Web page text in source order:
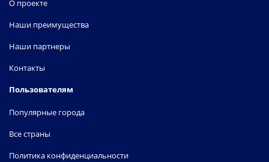
О проекте
Наши преимущества
Наши партнеры
Контакты
Пользователям
Популярные города
Все страны
Политика конфиденциальности